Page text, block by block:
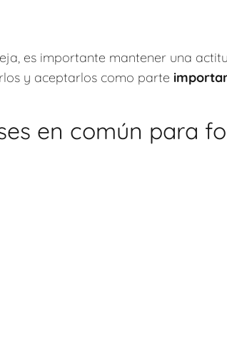
es importante mantener una
y aceptarlos como parte
en común para